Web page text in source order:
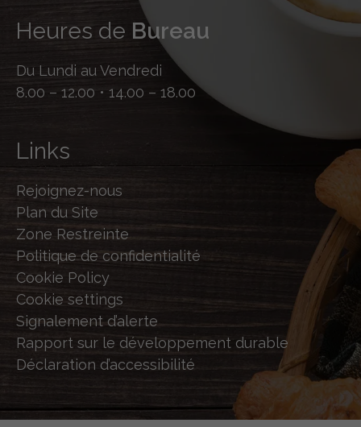
Heures de Bureau
Du Lundi au Vendredi
8.00 – 12.00 • 14.00 – 18.00
Links
Rejoignez-nous
Plan du Site
Zone Restreinte
Politique de confidentialité
Cookie Policy
Cookie settings
Signalement d’alerte
Rapport sur le développement durable
Déclaration d’accessibilité